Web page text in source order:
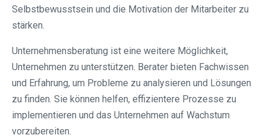
Selbstbewusstsein und die Motivation der Mitarbeiter zu
stärken.
Unternehmensberatung ist eine weitere Möglichkeit,
Unternehmen zu unterstützen. Berater bieten Fachwissen
und Erfahrung, um Probleme zu analysieren und Lösungen
zu finden. Sie können helfen, effizientere Prozesse zu
implementieren und das Unternehmen auf Wachstum
vorzubereiten.